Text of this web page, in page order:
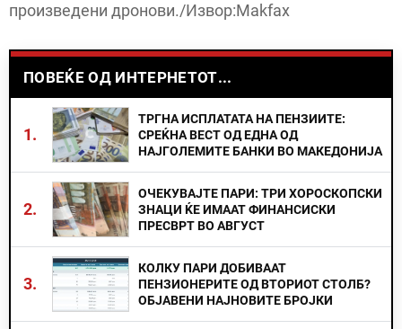
произведени дронови./Извор:Makfax
ПОВЕЌЕ ОД ИНТЕРНЕТОТ...
1.
ТРГНА ИСПЛАТАТА НА ПЕНЗИИТЕ:
СРЕЌНА ВЕСТ ОД ЕДНА ОД
НАЈГОЛЕМИТЕ БАНКИ ВО МАКЕДОНИЈА
2.
ОЧЕКУВАЈТЕ ПАРИ: ТРИ ХОРОСКОПСКИ
ЗНАЦИ ЌЕ ИМААТ ФИНАНСИСКИ
ПРЕСВРТ ВО АВГУСТ
3.
КОЛКУ ПАРИ ДОБИВААТ
ПЕНЗИОНЕРИТЕ ОД ВТОРИОТ СТОЛБ?
ОБЈАВЕНИ НАЈНОВИТЕ БРОЈКИ